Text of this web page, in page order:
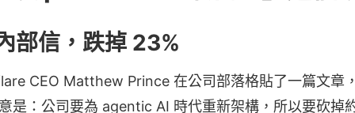
部信，跌掉 23%
CEO Matthew Prince 在公司部落格貼了一篇文章
是：公司要為 agentic AI 時代重新架構，所以要砍掉